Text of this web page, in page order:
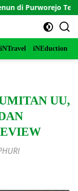
Terbakar
iNTravel iNEduction
UU,